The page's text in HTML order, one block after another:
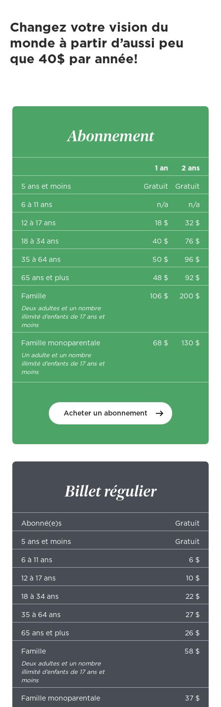
Changez votre vision du
monde à partir d’aussi peu
que 40$ par année!
Abonnement
1 an
2 ans
5 ans et moins
Gratuit
Gratuit
6 à 11 ans
n/a
n/a
12 à 17 ans
18 $
32 $
18 à 34 ans
40 $
76 $
35 à 64 ans
50 $
96 $
65 ans et plus
48 $
92 $
Famille
Deux adultes et un nombre
illimité d’enfants de 17 ans et
moins
106 $ 200 $
Famille monoparentale
Un adulte et un nombre
illimité d’enfants de 17 ans et
moins
68 $ 130 $
Acheter un abonnement
Billet régulier
Abonné(e)s
Gratuit
5 ans et moins
Gratuit
6 à 11 ans
6 $
12 à 17 ans
10 $
18 à 34 ans
22 $
35 à 64 ans
27 $
65 ans et plus
26 $
Famille
Deux adultes et un nombre
illimité d’enfants de 17 ans et
moins
58 $
Famille monoparentale 37 $